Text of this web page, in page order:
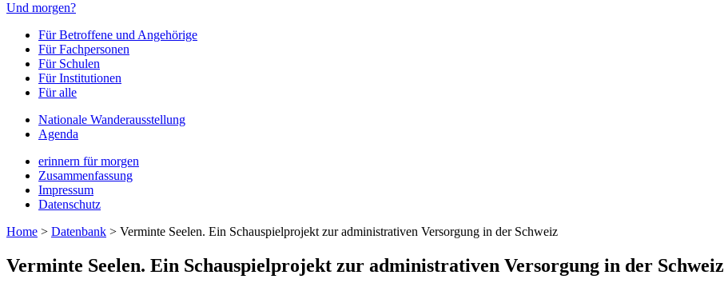
Und morgen?
Für Betroffene und Angehörige
Für Fachpersonen
Für Schulen
Für Institutionen
Für alle
Nationale Wanderausstellung
Agenda
erinnern für morgen
Zusammenfassung
Impressum
Datenschutz
Home > Datenbank > Verminte Seelen. Ein Schauspielprojekt zur administrativen Versorgung in der Schweiz
Verminte Seelen. Ein Schauspielprojekt zur administrativen Versorgung in der Schweiz